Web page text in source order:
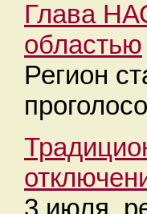
Глава
областью
Регион
3 июля,